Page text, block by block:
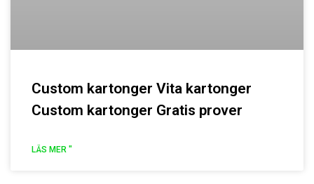
Custom kartonger Vita kartonger
Custom kartonger Gratis prover
LÄS MER "